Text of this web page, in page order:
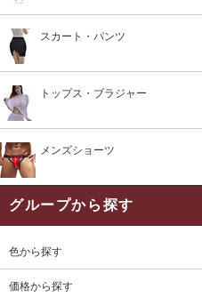
スカート・パンツ
トップス・ブラジャー
メンズショーツ
グループから探す
色から探す
価格から探す